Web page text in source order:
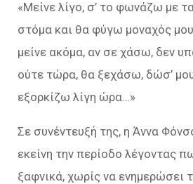
«Μείνε λίγο, σ’ το φωνάζω με
στόμα και θα φύγω μοναχός
μείνε ακόμα, αν σε χάσω, δεν
ούτε τώρα, θα ξεχάσω, δώσ’
εξορκίζω λίγη ώρα…»
Σε συνέντευξή της, η Άννα
εκείνη την περίοδο λέγοντας
ξαφνικά, χωρίς να ενημερώσει